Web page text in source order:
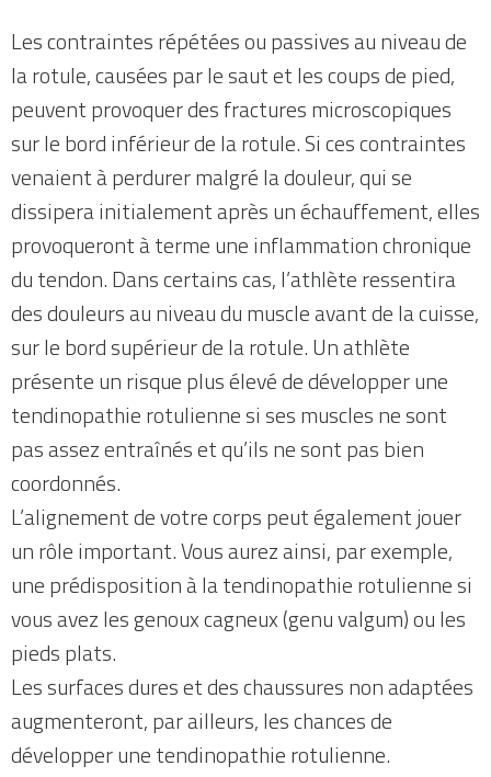
Les contraintes répétées ou passives au niveau de
la rotule, causées par le saut et les coups de pied,
peuvent provoquer des fractures microscopiques
sur le bord inférieur de la rotule. Si ces contraintes
venaient à perdurer malgré la douleur, qui se
dissipera initialement après un échauffement, elles
provoqueront à terme une inflammation chronique
du tendon. Dans certains cas, l’athlète ressentira
des douleurs au niveau du muscle avant de la cuisse,
sur le bord supérieur de la rotule. Un athlète
présente un risque plus élevé de développer une
tendinopathie rotulienne si ses muscles ne sont
pas assez entraînés et qu’ils ne sont pas bien
coordonnés.
L’alignement de votre corps peut également jouer
un rôle important. Vous aurez ainsi, par exemple,
une prédisposition à la tendinopathie rotulienne si
vous avez les genoux cagneux (genu valgum) ou les
pieds plats.
Les surfaces dures et des chaussures non adaptées
augmenteront, par ailleurs, les chances de
développer une tendinopathie rotulienne.